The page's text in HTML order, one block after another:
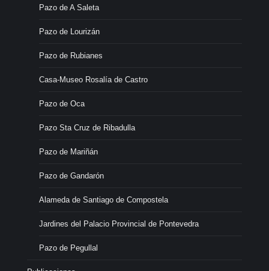
Pazo de A Saleta
Pazo de Lourizán
Pazo de Rubianes
Casa-Museo Rosalía de Castro
Pazo de Oca
Pazo Sta Cruz de Ribadulla
Pazo de Mariñán
Pazo de Gandarón
Alameda de Santiago de Compostela
Jardines del Palacio Provincial de Pontevedra
Pazo de Pegullal